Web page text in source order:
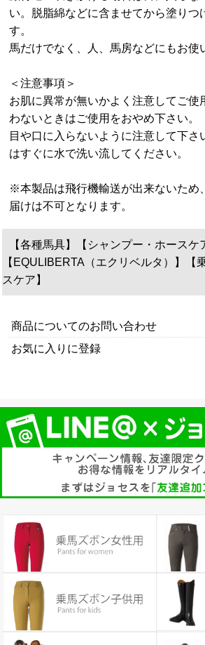
い。脱脂綿などに含ませてから塗りつ
す。
馬だけでなく、人、馬房などにもお使
＜注意事項＞
お肌に異常が無いかよく注意してご使
わないときはご使用をおやめ下さい。
目や口に入らないように注意して下さ
はすぐに水で洗い流してください。
※本製品は飛行機輸送が出来ないため
届けは不可となります。
【各種馬具】【シャンプー・ホースケ
【EQULIBERTA（エクリベルタ）】【
スケア】
商品についてのお問い合わせ
お気に入りに登録